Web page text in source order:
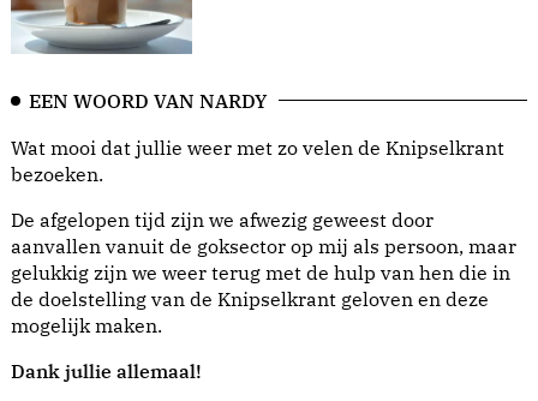
EEN WOORD VAN NARDY
Wat mooi dat jullie weer met zo velen de Knipselkrant
bezoeken.
De afgelopen tijd zijn we afwezig geweest door
aanvallen vanuit de goksector op mij als persoon, maar
gelukkig zijn we weer terug met de hulp van hen die in
de doelstelling van de Knipselkrant geloven en deze
mogelijk maken.
Dank jullie allemaal!